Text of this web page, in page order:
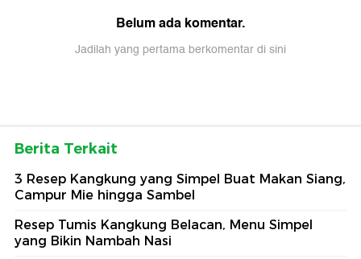
Belum ada komentar.
Jadilah yang pertama berkomentar di sini
Berita Terkait
3 Resep Kangkung yang Simpel Buat Makan Siang,
Campur Mie hingga Sambel
Resep Tumis Kangkung Belacan, Menu Simpel
yang Bikin Nambah Nasi